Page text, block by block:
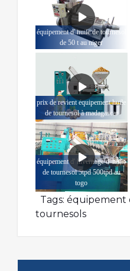
équipement d' huile de tournesol
de 50 t au niger
prix de revient équipement huile
de tournesol à madagascar
équipement d' hivernage d' huile
de tournesol 5tpd 500tpd au
togo
Tags: équipement
tournesols